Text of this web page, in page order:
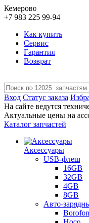
Кемерово
+7 983 225 99-94
Как купить
Сервис
Гарантия
Возврат
Вход Статус заказа
На сайте ведутся
Актуальные цены на
Каталог запчастей
Аксессуары
USB-флеш
16GB
32GB
4GB
8GB
Авто-